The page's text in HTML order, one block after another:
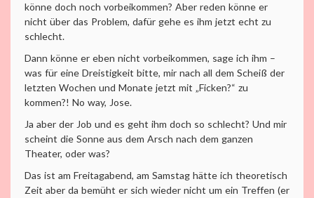
könne doch noch vorbeikommen? Aber reden könne er
nicht über das Problem, dafür gehe es ihm jetzt echt zu
schlecht.
Dann könne er eben nicht vorbeikommen, sage ich ihm –
was für eine Dreistigkeit bitte, mir nach all dem Scheiß der
letzten Wochen und Monate jetzt mit „Ficken?“ zu
kommen?! No way, Jose.
Ja aber der Job und es geht ihm doch so schlecht? Und mir
scheint die Sonne aus dem Arsch nach dem ganzen
Theater, oder was?
Das ist am Freitagabend, am Samstag hätte ich theoretisch
Zeit aber da bemüht er sich wieder nicht um ein Treffen (er